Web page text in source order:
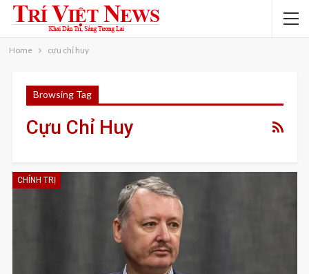
Home cựu chỉ huy
Browsing Tag
Cựu Chỉ Huy
CHÍNH TRỊ